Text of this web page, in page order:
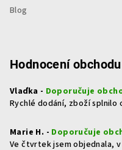
Blog
Hodnocení obchodu
Vlaďka - Doporučuje
Rychlé dodání, zboží splnilo
Marie H. - Doporučuje
Ve čtvrtek jsem objednala,